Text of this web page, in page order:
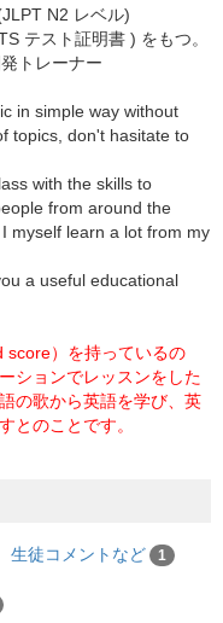
N2 レベル)
テスト証明書 ) をもつ。
トレーナー
in simple way without
topics, don't hasitate to
with the skills to
from around the
myself learn a lot from my
a useful educational
score）を持っているの
ションでレッスンをした
の歌から英語を学び、英
とのことです。
生徒コメントなど 1